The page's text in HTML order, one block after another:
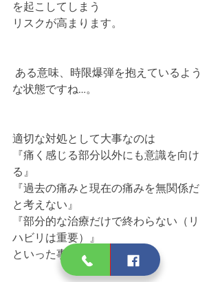
を起こしてしまう
リスクが高まります。
な状態ですね…。
適切な対処として大事なのは
『痛く感じる部分以外にも意識を向け
る』
『過去の痛みと現在の痛みを無関係だ
と考えない』
『部分的な治療だけで終わらない（リ
ハビリは重要）』
といった事となります。